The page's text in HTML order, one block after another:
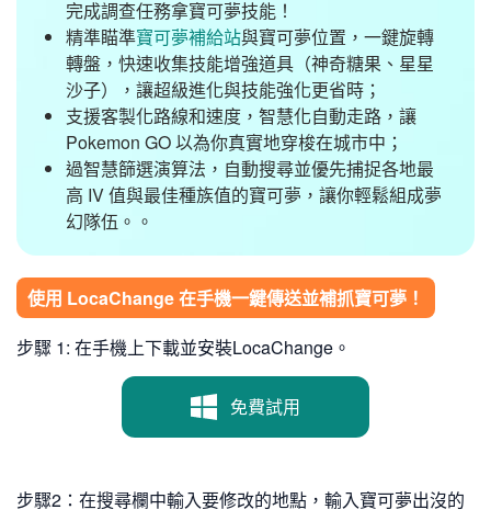
完成調查任務拿寶可夢技能！
精準瞄準寶可夢補給站與寶可夢位置，一鍵旋轉
轉盤，快速收集技能增強道具（神奇糖果、星星
沙子），讓超級進化與技能強化更省時；
支援客製化路線和速度，智慧化自動走路，讓
Pokemon GO 以為你真實地穿梭在城市中；
過智慧篩選演算法，自動搜尋並優先捕捉各地最
高 IV 值與最佳種族值的寶可夢，讓你輕鬆組成夢
幻隊伍。。
使用 LocaChange 在手機一鍵傳送並補抓寶可夢！
步驟 1: 在手機上下載並安裝LocaChange。
免費試用
步驟2：在搜尋欄中輸入要修改的地點，輸入寶可夢出沒的